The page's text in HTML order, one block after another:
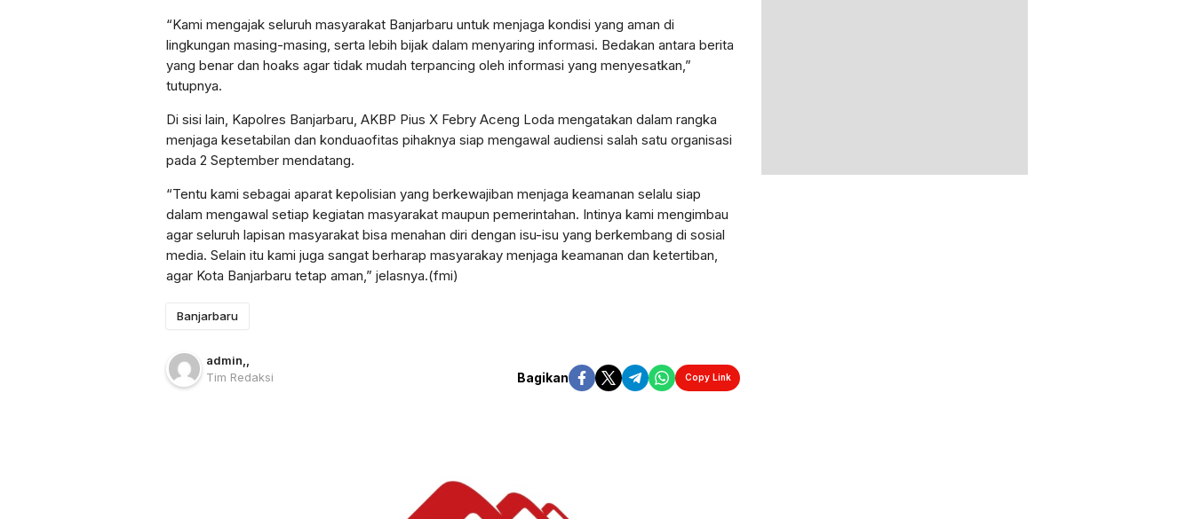
“Kami mengajak seluruh masyarakat Banjarbaru untuk menjaga kondisi yang aman di
lingkungan masing-masing, serta lebih bijak dalam menyaring informasi. Bedakan antara berita
yang benar dan hoaks agar tidak mudah terpancing oleh informasi yang menyesatkan,”
tutupnya.
Di sisi lain, Kapolres Banjarbaru, AKBP Pius X Febry Aceng Loda mengatakan dalam rangka
menjaga kesetabilan dan konduaofitas pihaknya siap mengawal audiensi salah satu organisasi
pada 2 September mendatang.
“Tentu kami sebagai aparat kepolisian yang berkewajiban menjaga keamanan selalu siap
dalam mengawal setiap kegiatan masyarakat maupun pemerintahan. Intinya kami mengimbau
agar seluruh lapisan masyarakat bisa menahan diri dengan isu-isu yang berkembang di sosial
media. Selain itu kami juga sangat berharap masyarakay menjaga keamanan dan ketertiban,
agar Kota Banjarbaru tetap aman,” jelasnya.(fmi)
Banjarbaru
admin
Tim Redaksi
Bagikan Copy Link